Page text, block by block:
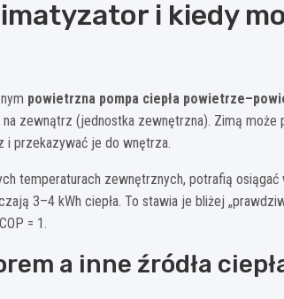
i kiedy
powietrzna pompa ciepła
zewnątrz (jednostka zewnętrzna). Zimą może
i przekazywać je do wnętrza.
temperaturach zewnętrznych, potrafią osiągać
3–4 kWh ciepła. To stawia je bliżej
= 1.
a inne źródła